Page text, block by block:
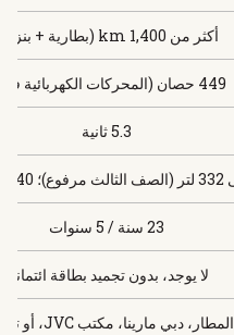
أكثر من 1,400 km (بطارية + بنزين)
449 حصان (المحركات الكهربائية فقط)
5.3 ثانية
23 سنة / 5 سنوات
لا يوجد، بدون تجميد بطاقة ائتمانية
المطار، دبي مارينا، مكتب JVC، أو توصيل